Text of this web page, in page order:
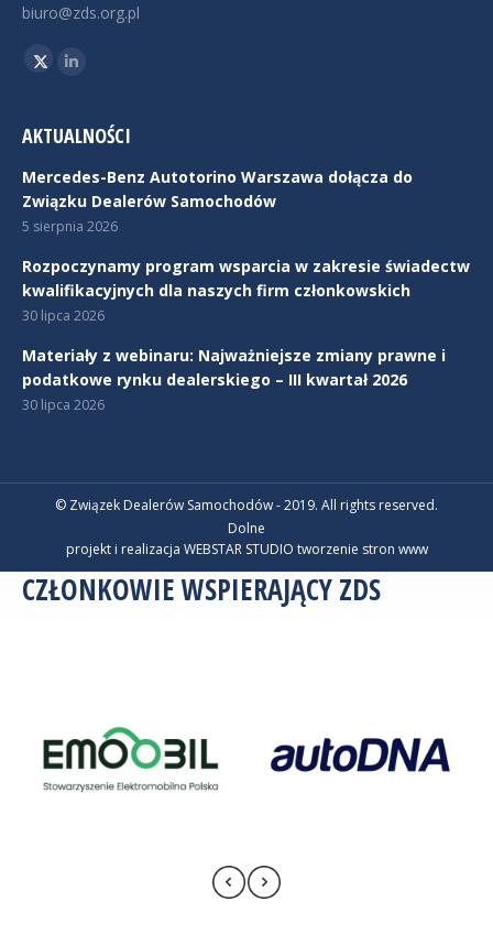
biuro@zds.org.pl
Znajdź nas na:
TwitterLinkedin
AKTUALNOŚCI
Mercedes-Benz Autotorino Warszawa dołącza do
Związku Dealerów Samochodów
5 sierpnia 2026
Rozpoczynamy program wsparcia w zakresie świadectw
kwalifikacyjnych dla naszych firm członkowskich
30 lipca 2026
Materiały z webinaru: Najważniejsze zmiany prawne i
podatkowe rynku dealerskiego – III kwartał 2026
30 lipca 2026
© Związek Dealerów Samochodów - 2019. All rights reserved.
Dolne
projekt i realizacja WEBSTAR STUDIO tworzenie stron www
CZŁONKOWIE WSPIERAJĄCY ZDS